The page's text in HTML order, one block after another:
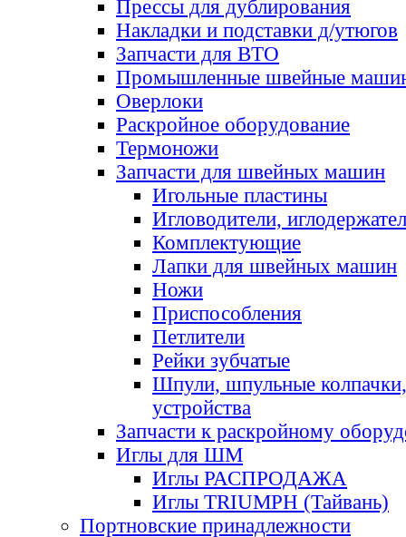
Прессы для дублирования
Накладки и подставки д/утюгов
Запчасти для ВТО
Промышленные швейные
Оверлоки
Раскройное оборудование
Термоножи
Запчасти для швейных машин
Игольные пластины
Игловодители,
Комплектующие
Лапки для швейных машин
Ножи
Приспособления
Петлители
Рейки зубчатые
Шпули, шпульные
устройства
Запчасти к раскройному
Иглы для ШМ
Иглы РАСПРОДАЖА
Иглы TRIUMPH (Тайвань)
Портновские принадлежности